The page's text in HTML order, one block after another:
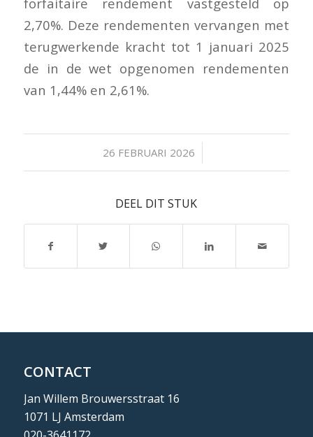
2,70%. Deze rendementen vervangen met
terugwerkende kracht tot 1 januari 2025
de in de wet opgenomen rendementen
van 1,44% en 2,61%.
26 FEBRUARI 2026
/
DEEL DIT STUK
CONTACT
Jan Willem Brouwersstraat 16
1071 LJ Amsterdam